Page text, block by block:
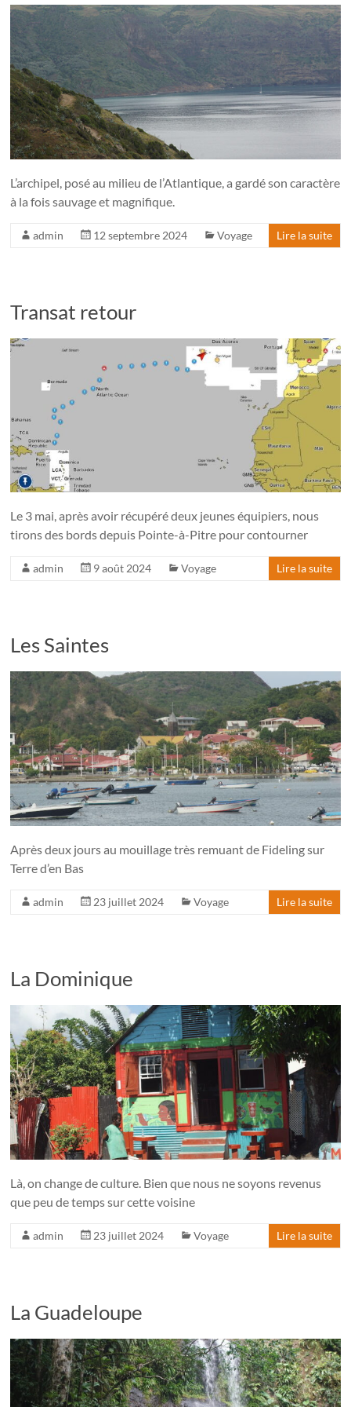
L’archipel, posé au milieu de l’Atlantique, a gardé son caractère
à la fois sauvage et magnifique.
admin 12 septembre 2024 Voyage Lire la suite
Transat retour
Le 3 mai, après avoir récupéré deux jeunes équipiers, nous
tirons des bords depuis Pointe-à-Pitre pour contourner
admin 9 août 2024 Voyage Lire la suite
Les Saintes
Après deux jours au mouillage très remuant de Fideling sur
Terre d’en Bas
admin 23 juillet 2024 Voyage Lire la suite
La Dominique
Là, on change de culture. Bien que nous ne soyons revenus
que peu de temps sur cette voisine
admin 23 juillet 2024 Voyage Lire la suite
La Guadeloupe